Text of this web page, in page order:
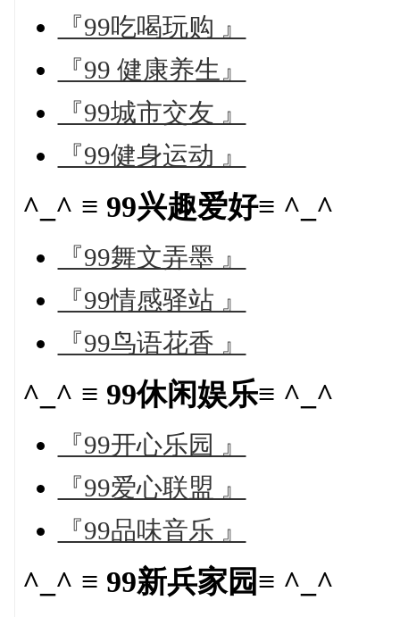
『99吃喝玩购 』
『99 健康养生』
『99城市交友 』
『99健身运动 』
^_^ ≡ 99兴趣爱好≡ ^_^
『99舞文弄墨 』
『99情感驿站 』
『99鸟语花香 』
^_^ ≡ 99休闲娱乐≡ ^_^
『99开心乐园 』
『99爱心联盟 』
『99品味音乐 』
^_^ ≡ 99新兵家园≡ ^_^